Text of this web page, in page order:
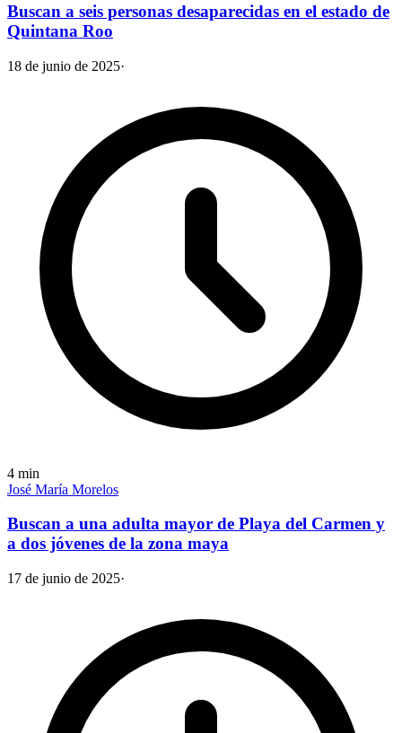
Buscan a seis personas desaparecidas en el estado de
Quintana Roo
18 de junio de 2025·
4 min
José María Morelos
Buscan a una adulta mayor de Playa del Carmen y
a dos jóvenes de la zona maya
17 de junio de 2025·